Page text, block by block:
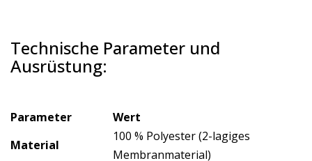
Technische Parameter und
Ausrüstung:
Parameter
Wert
Material
100 % Polyester (2-lagiges
Membranmaterial)